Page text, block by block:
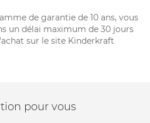
de garantie de 10 ans, vous
un délai maximum de 30 jours
sur le site Kinderkraft
pour vous